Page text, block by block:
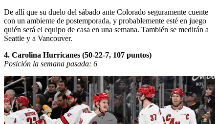
De allí que su duelo del sábado ante Colorado seguramente cuente
con un ambiente de postemporada, y probablemente esté en juego
quién será el equipo de casa en una semana. También se medirán a
Seattle y a Vancouver.
4. Carolina Hurricanes (50-22-7, 107 puntos)
Posición la semana pasada: 6